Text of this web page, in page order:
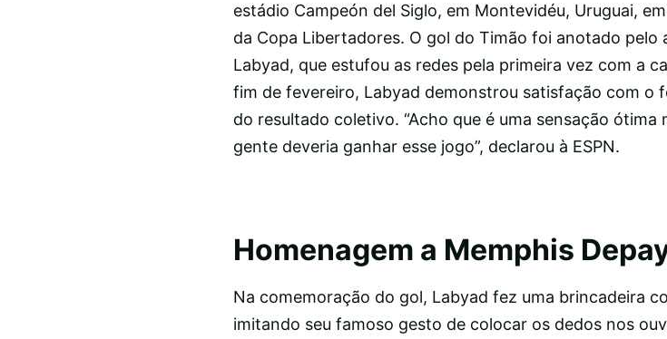
estádio Campeón del Siglo, em Montevidéu, Uruguai,
da Copa Libertadores. O gol do Timão foi anotado pelo
Labyad, que estufou as redes pela primeira vez com a
fim de fevereiro, Labyad demonstrou satisfação com o
do resultado coletivo. “Acho que é uma sensação ótima
gente deveria ganhar esse jogo”, declarou à ESPN.
Homenagem a Memphis
Na comemoração do gol, Labyad fez uma brincadeira
imitando seu famoso gesto de colocar os dedos nos